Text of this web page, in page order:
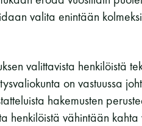
valita enintään
valittavista henkilöistä
on vastuussa
hakemusten
henkilöistä vähintään